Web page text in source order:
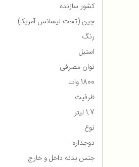
کشور سازنده
چین (تحت لیسانس آمریکا)
رنگ
استیل
توان مصرفی
1800 وات
ظرفیت
1.7 لیتر
نوع
دوجداره
جنس بدنه داخل و خارج